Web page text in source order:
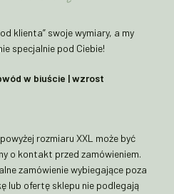
klienta” swoje wymiary, a my
specjalnie pod Ciebie!
w biuście | wzrost
rozmiaru XXL może być
o kontakt przed zamówieniem.
zamówienie wybiegające poza
lub ofertę sklepu nie podlegają